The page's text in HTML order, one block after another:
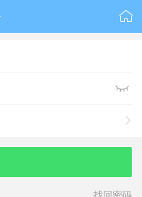



找回密码